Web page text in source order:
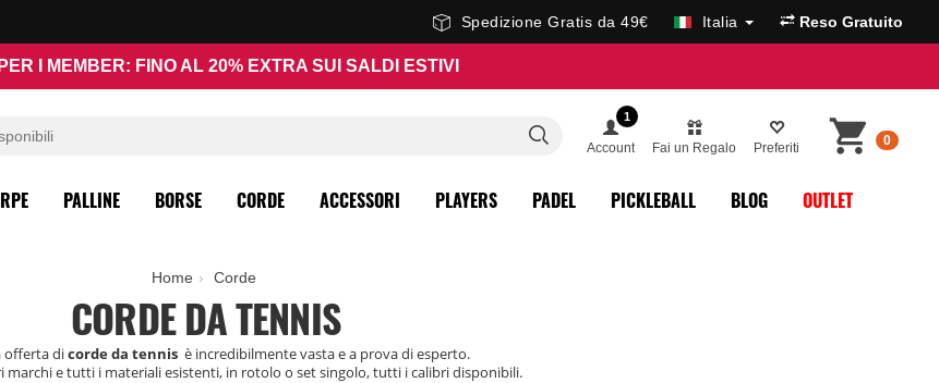
Spedizione Gratis da 49€ Italia Reso Gratuito
I MEMBER: FINO AL 20% EXTRA SUI SALDI ESTIVI
1
Account Fai un Regalo Preferiti 0
PALLINE BORSE CORDE ACCESSORI PLAYERS PADEL PICKLEBALL BLOG OUTLET
Home Corde
CORDE DA TENNIS
offerta dicorde da tennis è incredibilmente vasta e a prova di esperto.
marchi e tutti i materiali esistenti, in rotolo o set singolo, tutti i calibri disponibili.